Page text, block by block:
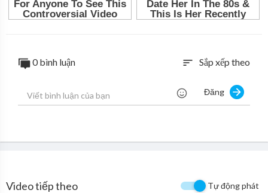
0 bình luận sort Sắp xếp theo
Đăng
Video tiếp theo Tự động phát